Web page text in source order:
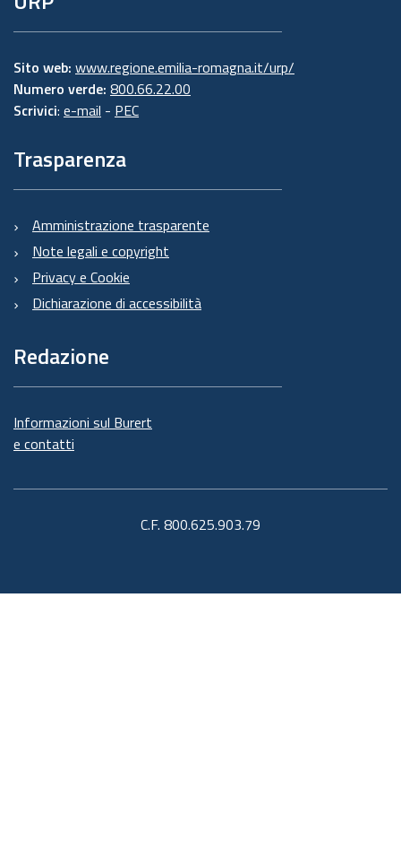
Sito web: www.regione.emilia-romagna.it/urp/
Numero verde: 800.66.22.00
Scrivici: e-mail - PEC
Trasparenza
Amministrazione trasparente
Note legali e copyright
Privacy e Cookie
Dichiarazione di accessibilità
Redazione
Informazioni sul Burert
e contatti
C.F. 800.625.903.79